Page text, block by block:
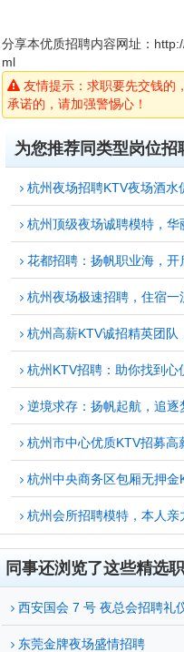
分享本优质招聘内容网址：
ml
友情提示：求职要先交钱的
承诺的，请加强警惕心！
为您推荐同类型岗位招
杭州夜场招聘KTV夜场酒水
杭州顶级夜场诚聘模特，华
花都招聘：扬帆职业海，开
杭州夜场极速招聘，住宿一
杭州高薪KTV诚招精英团队
杭州KTV招聘：助你找到心
逆境求存：扬帆起航，追逐
杭州市中心优质KTV招募高
杭州中央商务区包厢无押金
杭州会所招聘模特，本人亲
同事还浏览了这些精选
西安国会 7 号 夜总会招聘礼
东莞金牌夜场盛情招聘